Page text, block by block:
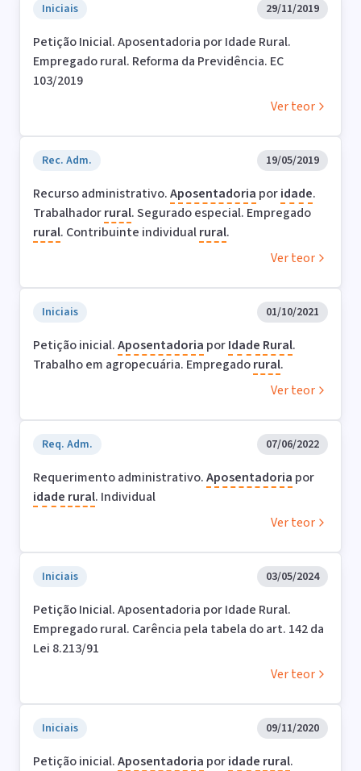
Iniciais 29/11/2019
Petição Inicial. Aposentadoria por Idade Rural.
Empregado rural. Reforma da Previdência. EC
103/2019
Ver teor
Rec. Adm. 19/05/2019
Recurso administrativo.Aposentadoria poridade.
Trabalhadorrural. Segurado especial. Empregado
rural. Contribuinte individualrural.
Ver teor
Iniciais 01/10/2021
Petição inicial.Aposentadoria porIdade Rural.
Trabalho em agropecuária. Empregadorural.
Ver teor
Req. Adm. 07/06/2022
Requerimento administrativo.Aposentadoria por
idade rural. Individual
Ver teor
Iniciais 03/05/2024
Petição Inicial. Aposentadoria por Idade Rural.
Empregado rural. Carência pela tabela do art. 142 da
Lei 8.213/91
Ver teor
Iniciais 09/11/2020
Petição inicial.Aposentadoria poridade rural.